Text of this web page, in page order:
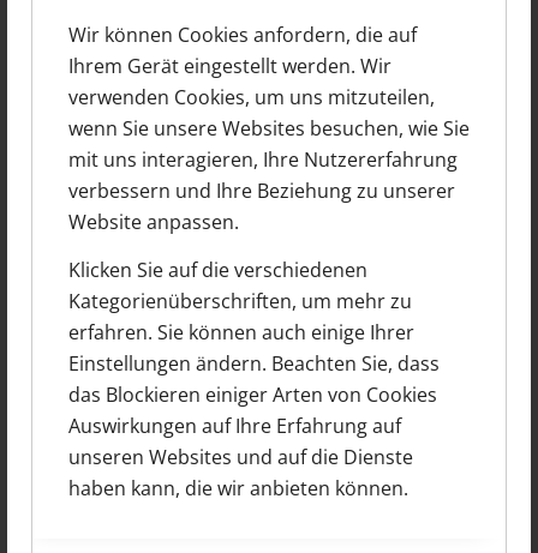
Wir können Cookies anfordern, die auf
Ihrem Gerät eingestellt werden. Wir
verwenden Cookies, um uns mitzuteilen,
wenn Sie unsere Websites besuchen, wie Sie
mit uns interagieren, Ihre Nutzererfahrung
verbessern und Ihre Beziehung zu unserer
Website anpassen.
Klicken Sie auf die verschiedenen
Kategorienüberschriften, um mehr zu
erfahren. Sie können auch einige Ihrer
Einstellungen ändern. Beachten Sie, dass
das Blockieren einiger Arten von Cookies
Auswirkungen auf Ihre Erfahrung auf
unseren Websites und auf die Dienste
haben kann, die wir anbieten können.
die dem puristischen Ansatz der Bauherrschaft
entsprechen.
Im Jahr 2020 wurde zur Wohnraumerweiterung
ein neuer Anbau realisiert. Der Anbau wurde mit
Klinker-Riemchen gestaltet, was nicht nur zu
einem robusten und ansprechenden äußeren
Erscheinungsbild beiträgt, sondern auch eine
gewisse Wärme und Charakter dem gesamten
Haus verleiht.